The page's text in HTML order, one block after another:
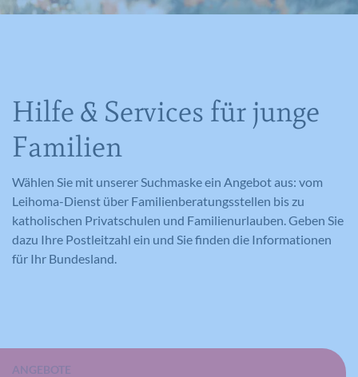
Hilfe & Services für junge
Familien
Wählen Sie mit unserer Suchmaske ein Angebot aus: vom
Leihoma-Dienst über Familienberatungsstellen bis zu
katholischen Privatschulen und Familienurlauben. Geben Sie
dazu Ihre Postleitzahl ein und Sie finden die Informationen
für Ihr Bundesland.
ANGEBOTE